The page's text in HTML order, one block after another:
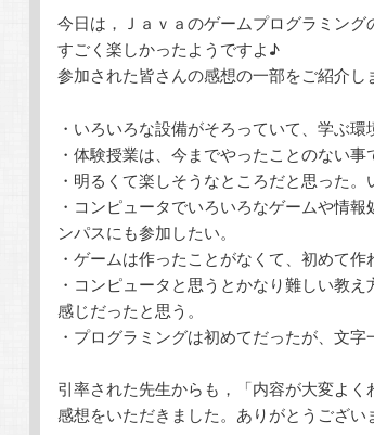
今日は，Ｊａｖａのゲームプログラミング
すごく楽しかったようですよ♪
参加された皆さんの感想の一部をご紹介し
・いろいろな設備がそろっていて、学ぶ環
・体験授業は、今までやったことのない事
・明るくて楽しそうなところだと思った
・コンピュータでいろいろなゲームや情
ンパスにも参加したい。
・ゲームは作ったことがなくて、初めて作
・コンピュータと思うとかなり難しい教
感じだったと思う。
・プログラミングは初めてだったが、文字
引率された先生からも，「内容が大変よ
感想をいただきました。ありがとうござい